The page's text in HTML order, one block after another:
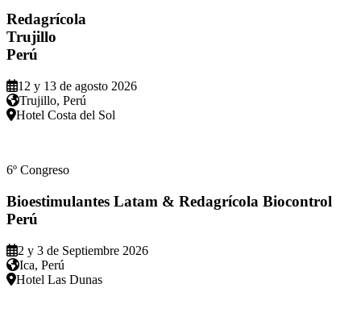
Redagrícola
Trujillo
Perú
12 y 13 de agosto 2026
Trujillo, Perú
Hotel Costa del Sol
6º Congreso
Bioestimulantes Latam & Redagrícola Biocontrol
Perú
2 y 3 de Septiembre 2026
Ica, Perú
Hotel Las Dunas